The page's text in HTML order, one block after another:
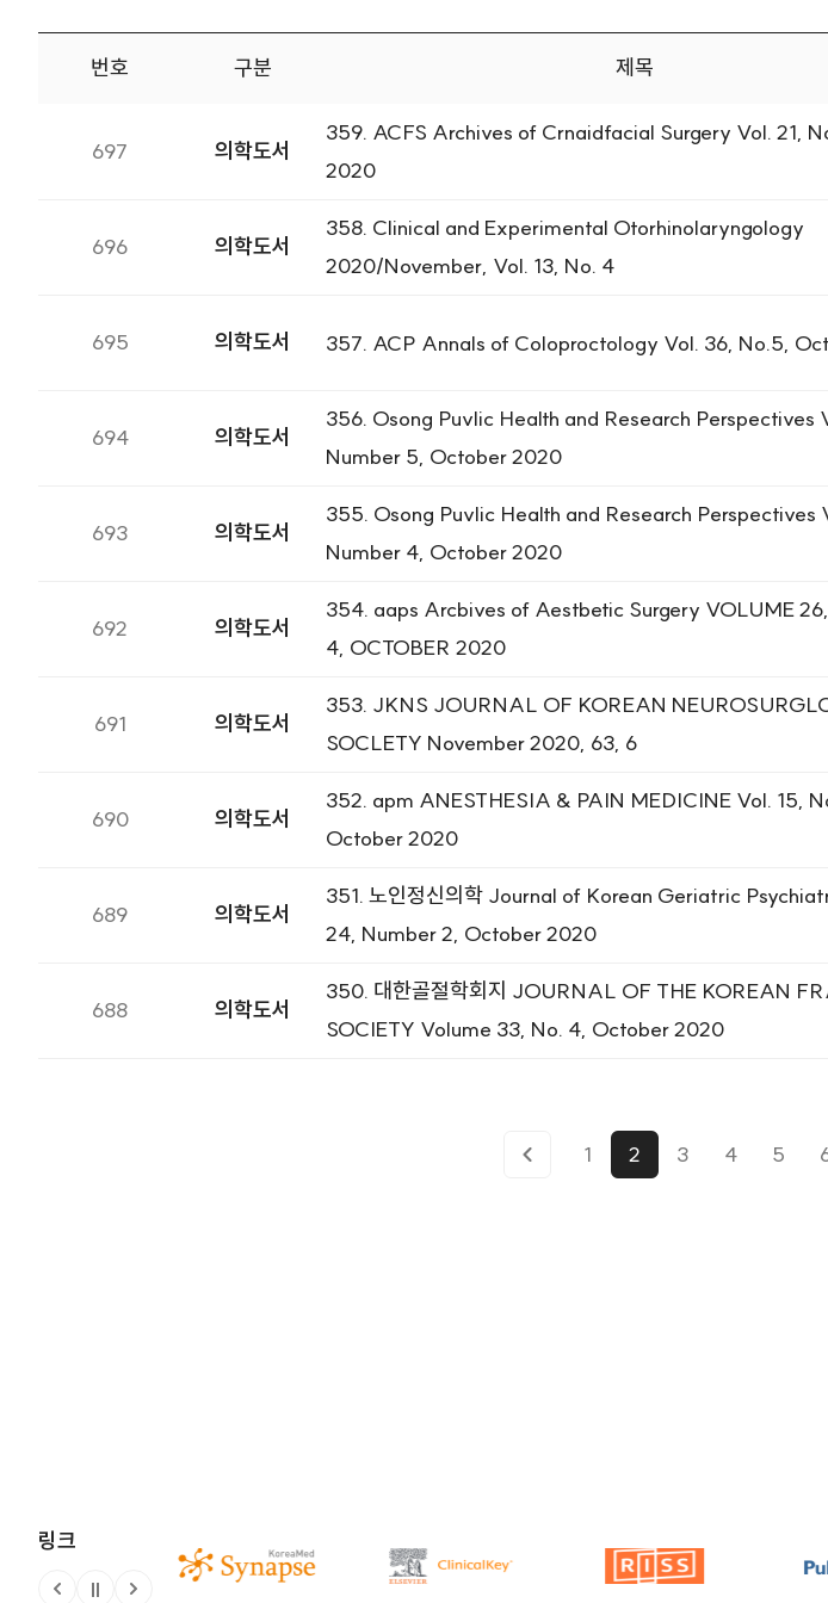
도서검색 게시판으로 번호, 구분, 제목, 저자, 출판사, 등록일, 조회수 정보를 제공합니다.
번호 구분 제목
697 의학도서
359. ACFS Archives of Crnaidfacial Surgery Vol. 21,
2020
696 의학도서
358. Clinical and Experimental Otorhinolaryngology
2020/November, Vol. 13, No. 4
695 의학도서 357. ACP Annals of Coloproctology Vol. 36, No.5,
694 의학도서
356. Osong Puvlic Health and Research Perspectives
Number 5, October 2020
693 의학도서
355. Osong Puvlic Health and Research Perspectives
Number 4, October 2020
692 의학도서
354. aaps Arcbives of Aestbetic Surgery VOLUME
4, OCTOBER 2020
691 의학도서
353. JKNS JOURNAL OF KOREAN
SOCLETY November 2020, 63, 6
690 의학도서
352. apm ANESTHESIA & PAIN MEDICINE Vol. 15,
October 2020
689 의학도서
351. 노인정신의학 Journal of Korean Geriatric
24, Number 2, October 2020
688 의학도서
350. 대한골절학회지 JOURNAL OF THE KOREAN
SOCIETY Volume 33, No. 4, October 2020
1 2 3 4 5
링크
정지